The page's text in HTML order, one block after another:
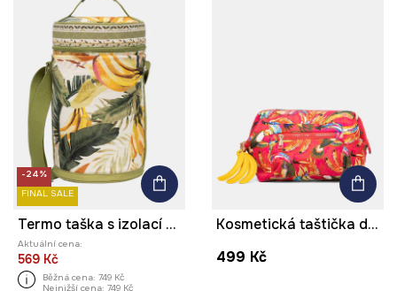
-24%
FINAL SALE
Termo taška s izolací bavlněná
Aktuální cena:
569 Kč
Běžná cena: 749 Kč
Nejnižší cena: 749 Kč
Kosmetická taštička dámská
499 Kč